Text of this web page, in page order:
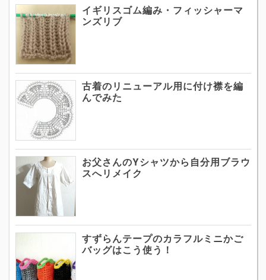
イギリスゴム編み・フィッシャーマ
ンズリブ
古着のリニューアル用に付け襟を編
んでみた
お父さんのYシャツから自分用ブラウ
スへリメイク
すずらんテープのカラフルミニかご
バッグはこう使う！